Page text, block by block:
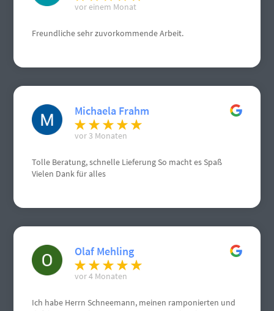
vor einem Monat
Freundliche sehr zuvorkommende Arbeit.
Michaela Frahm
vor 3 Monaten
Tolle Beratung, schnelle Lieferung So macht es Spaß
Vielen Dank für alles
Olaf Mehling
vor 4 Monaten
Ich habe Herrn Schneemann, meinen ramponierten und